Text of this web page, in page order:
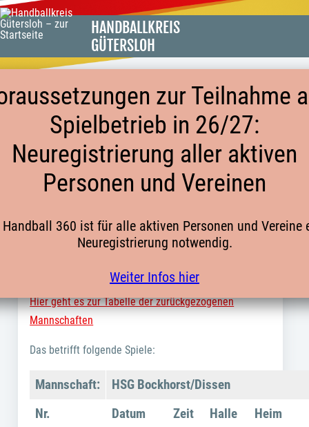
HANDBALLKREIS
GÜTERSLOH
MÄNNL. A-JUGEND KREISLIGA 1 OWL
HSG BOCKHORST/DISSEN
ZURÜCKGEZOGEN
HSG Bochorst/Dissen hat die Mannschaft der männl.
A-Jugend per 29.09.2024 aus der männl. A-Jugend
Kreisliga 1 OWL zurückgezogen.
Hier geht es zur Tabelle der zurückgezogenen
Mannschaften
Das betrifft folgende Spiele:
Mannschaft:
HSG Bockhorst/Dissen
Nr.
Datum Zeit Halle Heim
zur Teilnahme
Spielbetrieb in 26/27:
Neuregistrierung aller aktiven
Personen und Vereinen
360 ist für alle aktiven Personen und Vereine
Neuregistrierung notwendig.
Weiter Infos hier